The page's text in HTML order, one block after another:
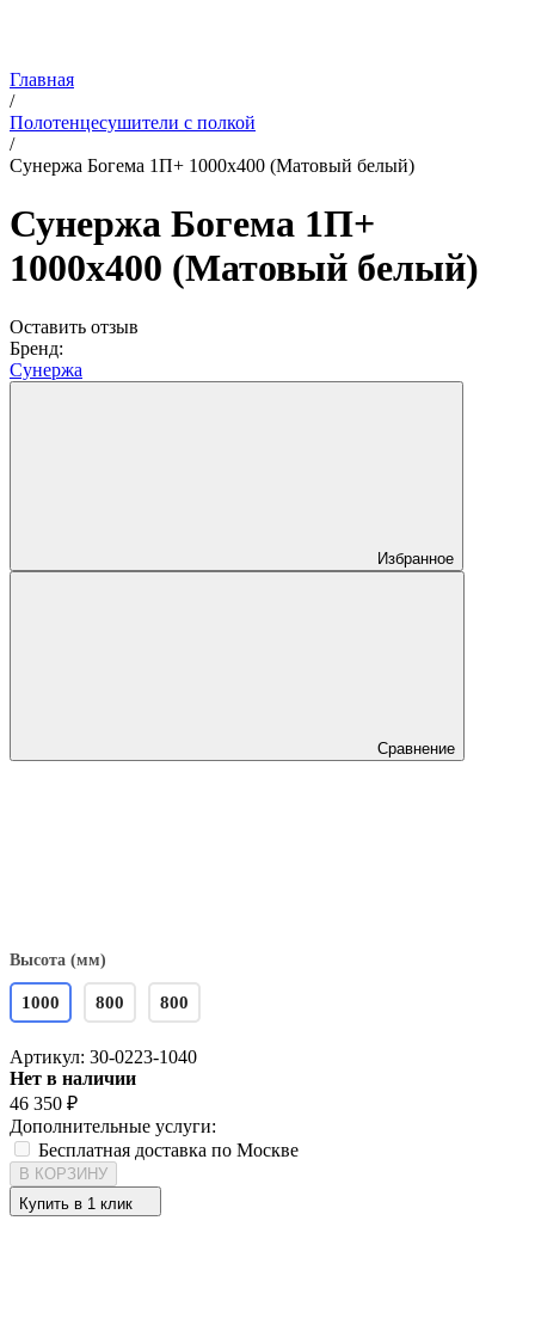
Главная
/
Полотенцесушители с полкой
/
Сунержа Богема 1П+ 1000х400 (Матовый белый)
Сунержа Богема 1П+
1000х400 (Матовый белый)
Оставить отзыв
Бренд:
Сунержа
Избранное
Сравнение
Высота (мм)
1000 800 800
Артикул: 30-0223-1040
Нет в наличии
46 350 ₽
Дополнительные услуги:
Бесплатная доставка по Москве
В КОРЗИНУ
Купить в 1 клик